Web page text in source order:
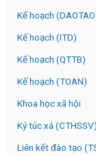
Kế hoạch
Kế hoạch (ITD)
Kế hoạch (QTTB)
Kế hoạch (TOAN)
Khoa học xã hội
Ký túc xá (CTHSSV)
Liên kết đào tạo